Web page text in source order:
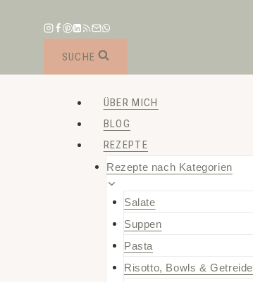
SUCHE
ÜBER MICH
BLOG
REZEPTE
Rezepte nach Kategorien
Salate
Suppen
Pasta
Risotto, Bowls & Getreide